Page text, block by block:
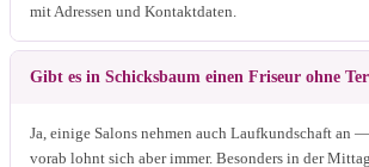
mit Adressen und Kontaktdaten.
Gibt es in Schicksbaum einen Friseur ohne
Ja, einige Salons nehmen auch Laufkundschaft an
vorab lohnt sich aber immer. Besonders in der